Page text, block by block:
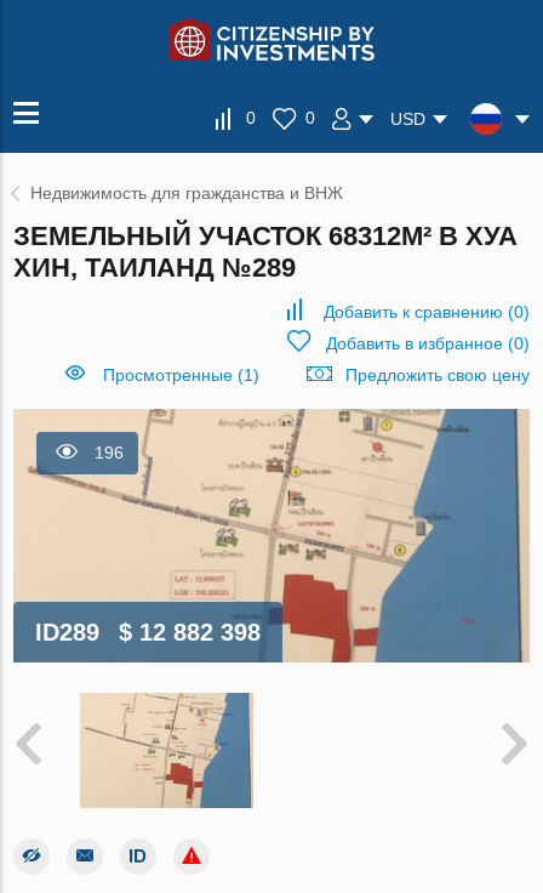
0 0 USD
Недвижимость для гражданства и ВНЖ
ЗЕМЕЛЬНЫЙ УЧАСТОК 68312М² В ХУА
ХИН, ТАИЛАНД №289
Добавить к сравнению (0)
Добавить в избранное(0)
Просмотренные (1)
Предложить свою цену
196
ID289 $ 12 882 398